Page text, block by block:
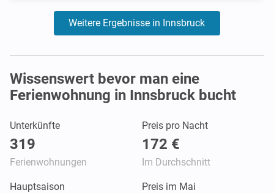
Weitere Ergebnisse in Innsbruck
Wissenswert bevor man eine
Ferienwohnung in Innsbruck bucht
Unterkünfte
319
Ferienwohnungen
Preis pro Nacht
172 €
Im Durchschnitt
Hauptsaison Preis im Mai